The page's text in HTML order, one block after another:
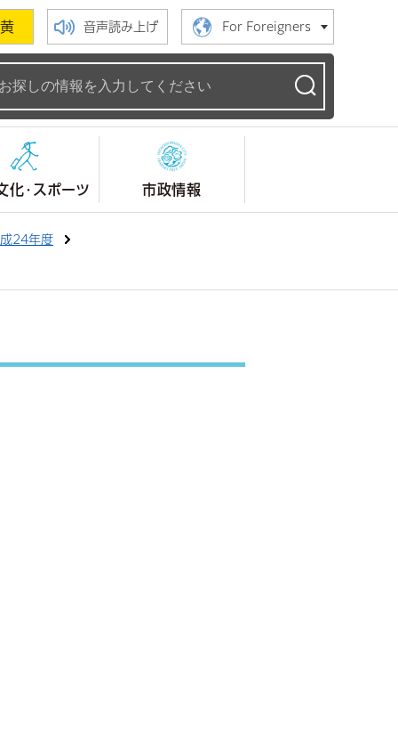
黄 音声読み上げ For Foreigners
化・スポーツ 市政情報
24年度